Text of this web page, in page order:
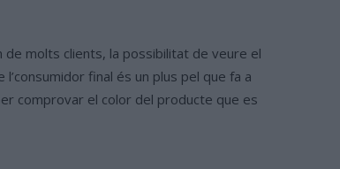
de molts clients, la possibilitat de veure el
final és un plus pel que fa a
comprovar el color del producte que es